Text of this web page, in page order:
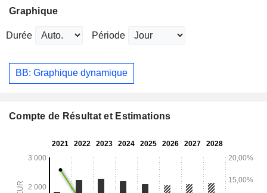
Graphique
Durée Période
BB: Graphique dynamique
Compte de Résultat et Estimations